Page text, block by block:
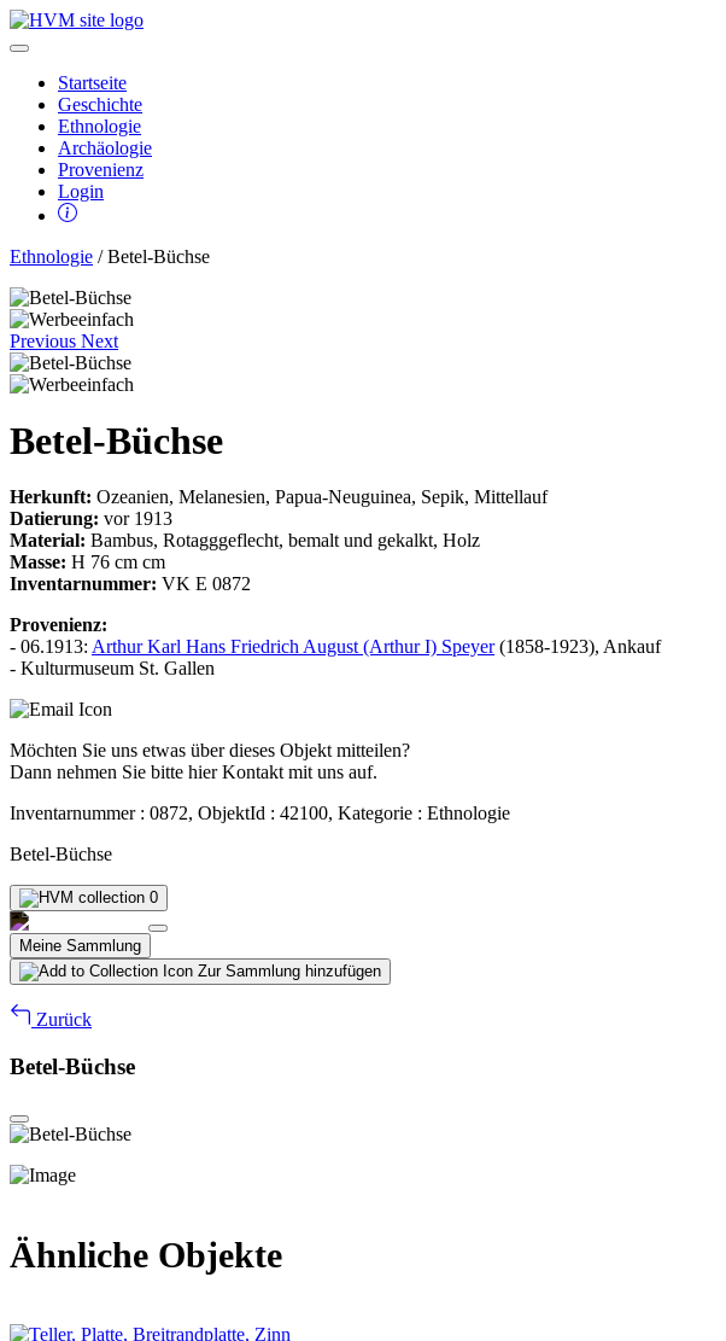
Startseite
Geschichte
Ethnologie
Archäologie
Provenienz
Login
Ethnologie / Betel-Büchse
Previous Next
Betel-Büchse
Herkunft: Ozeanien, Melanesien, Papua-Neuguinea, Sepik, Mittellauf
Datierung: vor 1913
Material: Bambus, Rotagggeflecht, bemalt und gekalkt, Holz
Masse: H 76 cm cm
Inventarnummer: VK E 0872
Provenienz:
- 06.1913: Arthur Karl Hans Friedrich August (Arthur I) Speyer(1858-1923), Ankauf
- Kulturmuseum St. Gallen
Möchten Sie uns etwas über dieses Objekt mitteilen?
Dann nehmen Sie bitte hier Kontakt mit uns auf.
Inventarnummer : 0872, ObjektId : 42100, Kategorie : Ethnologie
Betel-Büchse
0
Meine Sammlung
Zur Sammlung hinzufügen
Zurück
Betel-Büchse
Ähnliche Objekte